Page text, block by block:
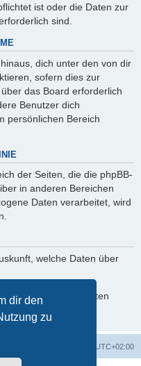
dir den
zu
ist oder die Daten zur
sind.
dich unter den von dir
sofern dies zur
das Board erforderlich
Benutzer dich
persönlichen Bereich
der Seiten, die die phpBB-
in anderen Bereichen
Daten verarbeitet, wird
welche Daten über
Sperrung deiner Daten
Betreiber.
UTC+02:00